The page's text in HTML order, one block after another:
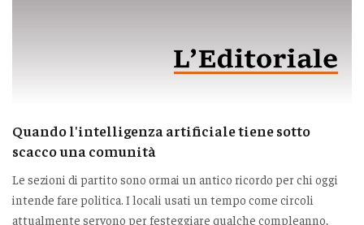
Quando l'intelligenza artificiale tiene sotto
scacco una comunità
Le sezioni di partito sono ormai un antico ricordo per chi oggi
intende fare politica. I locali usati un tempo come circoli
attualmente servono per festeggiare qualche compleanno,